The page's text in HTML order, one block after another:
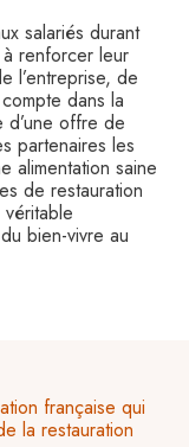
salariés durant
renforcer leur
l’entreprise, de
dans la
d’une offre de
partenaires les
alimentation saine
de restauration
bien-vivre au
française qui
la restauration